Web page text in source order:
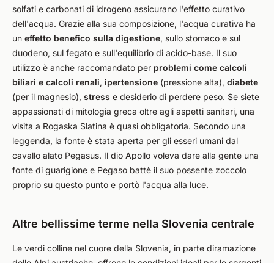
solfati e carbonati di idrogeno assicurano l'effetto curativo
dell'acqua. Grazie alla sua composizione, l'acqua curativa ha
un effetto benefico sulla digestione, sullo stomaco e sul
duodeno, sul fegato e sull'equilibrio di acido-base. Il suo
utilizzo è anche raccomandato per problemi come calcoli
biliari e calcoli renali, ipertensione (pressione alta), diabete
(per il magnesio), stress e desiderio di perdere peso. Se siete
appassionati di mitologia greca oltre agli aspetti sanitari, una
visita a Rogaska Slatina è quasi obbligatoria. Secondo una
leggenda, la fonte è stata aperta per gli esseri umani dal
cavallo alato Pegasus. Il dio Apollo voleva dare alla gente una
fonte di guarigione e Pegaso battè il suo possente zoccolo
proprio su questo punto e portò l'acqua alla luce.
Altre bellissime terme nella Slovenia centrale
Le verdi colline nel cuore della Slovenia, in parte diramazione